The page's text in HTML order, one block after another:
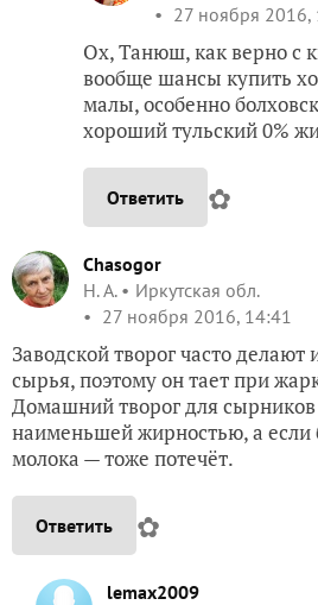
27 ноября 2016,
Ох, Танюш, как верно с
вообще шансы купить
малы, особенно
хороший тульский 0%
Ответить ✿
Chasogor
Н. А.
Иркутская обл.
27 ноября 2016, 14:41
Заводской творог часто делают
сырья, поэтому он тает при
Домашний творог для сырников
наименьшей жирностью, а если
молока — тоже потечёт.
Ответить ✿
lemax2009